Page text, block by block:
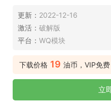
更新： 2022-12-16
激活： 破解版
平台： WQ模块
下载价格 19 油币，VIP免
立